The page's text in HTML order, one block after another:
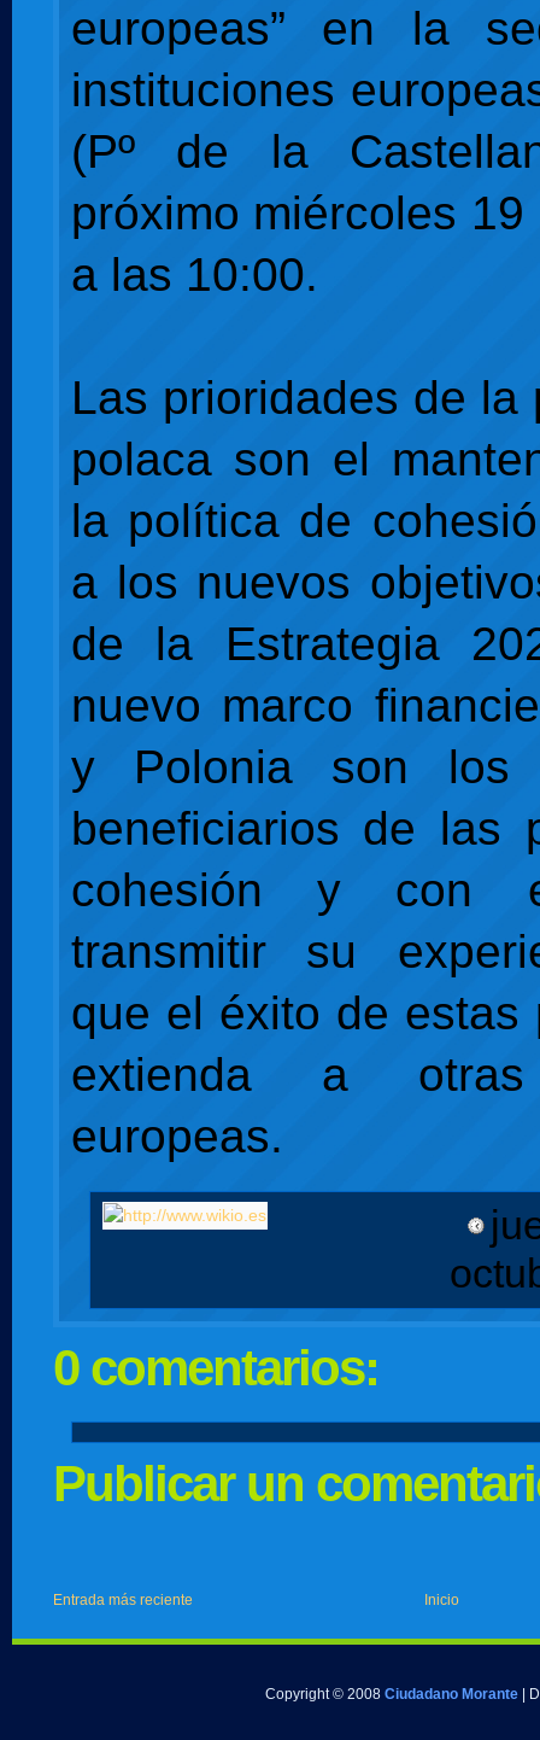
europeas” en la
instituciones
(Pº de la
próximo miércoles
a las 10:00.
Las prioridades de la
polaca son el
la política de
a los nuevos
de la Estrategia
nuevo marco
y Polonia son los
beneficiarios de las
cohesión y con
transmitir su
que el éxito de estas
extienda a otras
europeas.
0 comentarios:
Publicar un
Entrada más reciente Inicio
Copyright © 2008 Ciudadano Morante |